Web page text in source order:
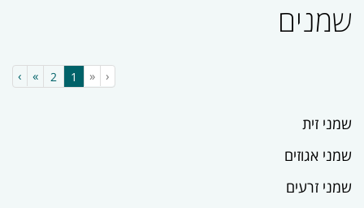
שמנים
‹
«
1
2
»
›
שמני זית
שמני אגוזים
שמני זרעים